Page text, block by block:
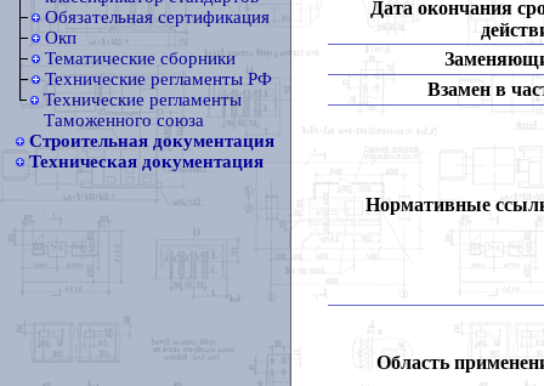
Обязательная сертификация
Окп
Тематические сборники
Технические регламенты РФ
Технические регламенты
Таможенного союза
Строительная документация
Техническая документация
Дата окончания
Взамен в
Нормативные
Область